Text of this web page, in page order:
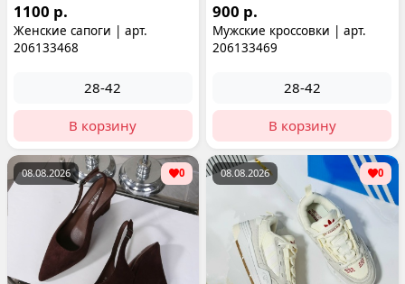
1100 р.
Женские сапоги | арт.
206133468
28-42
В корзину
900 р.
Мужские кроссовки | арт.
206133469
28-42
В корзину
08.08.2026 0 08.08.2026 0